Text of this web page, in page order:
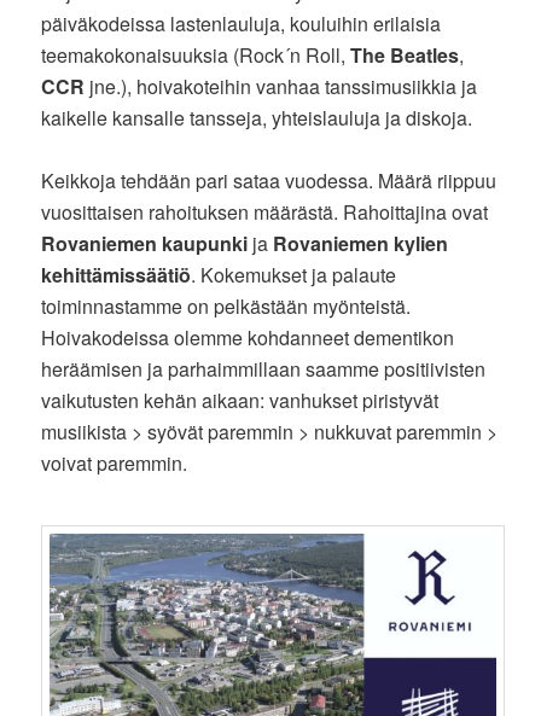
päiväkodeissa lastenlauluja, kouluihin erilaisia
teemakokonaisuuksia (Rock´n Roll,The Beatles,
CCR jne.), hoivakoteihin vanhaa tanssimusiikkia ja
kaikelle kansalle tansseja, yhteislauluja ja diskoja.
Keikkoja tehdään pari sataa vuodessa. Määrä riippuu
vuosittaisen rahoituksen määrästä. Rahoittajina ovat
Rovaniemen kaupunki ja Rovaniemen kylien
kehittämissäätiö. Kokemukset ja palaute
toiminnastamme on pelkästään myönteistä.
Hoivakodeissa olemme kohdanneet dementikon
heräämisen ja parhaimmillaan saamme positiivisten
vaikutusten kehän aikaan: vanhukset piristyvät
musiikista > syövät paremmin > nukkuvat paremmin >
voivat paremmin.